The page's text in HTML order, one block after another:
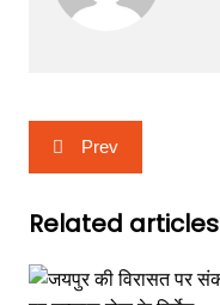
Post
navigation
Prev
Related articles